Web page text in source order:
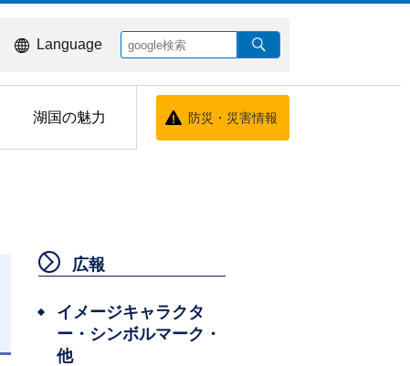
Language
湖国の魅力 防災・災害情報
広報
イメージキャラクタ
ー・シンボルマーク・
他